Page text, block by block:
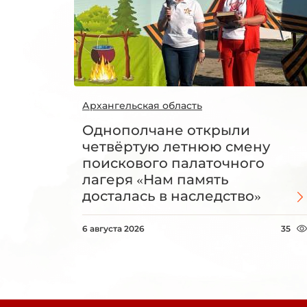
Архангельская область
Однополчане открыли
четвёртую летнюю смену
поискового палаточного
лагеря «Нам память
досталась в наследство»
6 августа 2026 35